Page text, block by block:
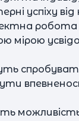
успіху
мірою